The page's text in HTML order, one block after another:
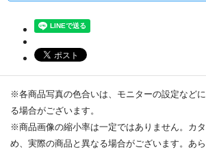
※各商品写真の色合いは、モニターの設定など
る場合がございます。
※商品画像の縮小率は一定ではありません。カ
め、実際の商品と異なる場合がございます。あ